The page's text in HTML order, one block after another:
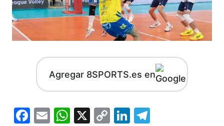
Agregar 8SPORTS.es en
Facebook
EmailWhatsApp
X
CopyLinkedIn